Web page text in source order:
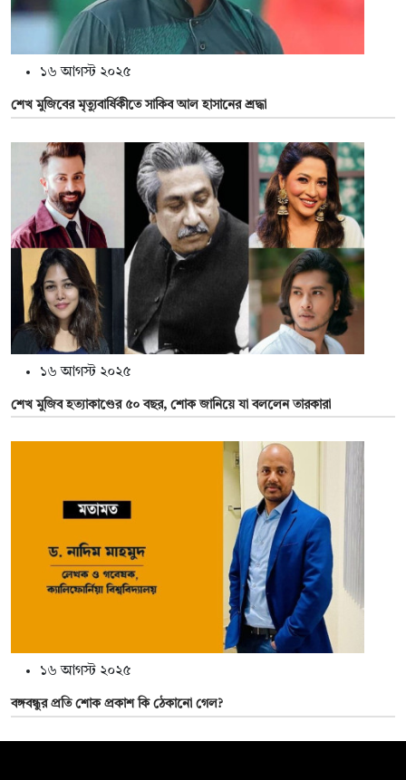
১৬ আগস্ট ২০২৫
শেখ মুজিবের মৃত্যুবার্ষিকীতে সাকিব আল হাসানের শ্রদ্ধা
১৬ আগস্ট ২০২৫
শেখ মুজিব হত্যাকাণ্ডের ৫০ বছর, শোক জানিয়ে যা বললেন তারকারা
১৬ আগস্ট ২০২৫
বঙ্গবন্ধুর প্রতি শোক প্রকাশ কি ঠেকানো গেল?